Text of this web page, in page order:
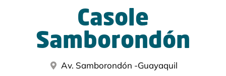
Casole
Samborondón
Av. Samborondón -Guayaquil